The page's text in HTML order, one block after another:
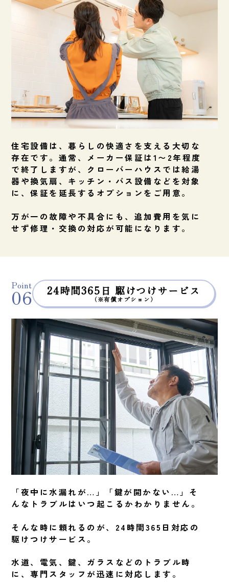
住宅設備は、暮らしの快適さを支える大切な
存在です。通常、メーカー保証は1〜2年程度
で終了しますが、クローバーハウスでは給湯
器や換気扇、キッチン・バス設備などを対象
に、保証を延長するオプションをご用意。
万が一の故障や不具合にも、追加費用を気に
せず修理・交換の対応が可能になります。
Point
06 24時間365日 駆けつけサービス
（※有償オプション）
「夜中に水漏れが…」「鍵が開かない…」そ
んなトラブルはいつ起こるかわかりません。
そんな時に頼れるのが、24時間365日対応の
駆けつけサービス。
水道、電気、鍵、ガラスなどのトラブル時
に、専門スタッフが迅速に対応します。